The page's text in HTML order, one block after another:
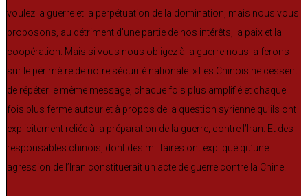
voulez la guerre et la perpétuation de la domination, mais nous vous
proposons, au détriment d’une partie de nos intérêts, la paix et la
coopération. Mais si vous nous obligez à la guerre nous la ferons
sur le périmètre de notre sécurité nationale. » Les Chinois ne cessent
de répéter le même message, chaque fois plus amplifié et chaque
fois plus ferme autour et à propos de la question syrienne qu’ils ont
explicitement reliée à la préparation de la guerre, contre l’Iran. Et des
responsables chinois, dont des militaires ont expliqué qu’une
agression de l’Iran constituerait un acte de guerre contre la Chine.